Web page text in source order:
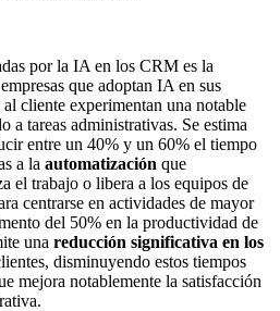
por la IA en los CRM es la
que adoptan IA en sus
cliente experimentan una notable
a tareas administrativas. Se estima
entre un 40% y un 60% el tiempo
a la automatización que
el trabajo o libera a los equipos de
centrarse en actividades de mayor
del 50% en la productividad de
una reducción significativa en los
disminuyendo estos tiempos
mejora notablemente la satisfacción